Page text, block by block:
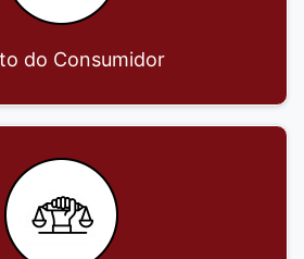
do Consumidor